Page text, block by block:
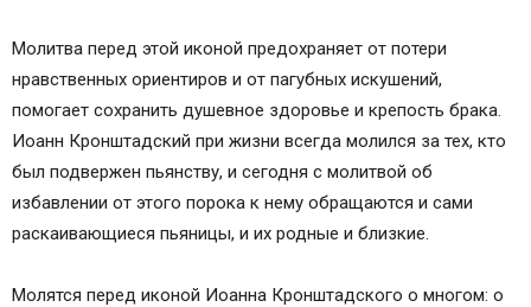
Молитва перед этой иконой предохраняет от потери
нравственных ориентиров и от пагубных искушений,
помогает сохранить душевное здоровье и крепость брака.
Иоанн Кронштадский при жизни всегда молился за тех, кто
был подвержен пьянству, и сегодня с молитвой об
избавлении от этого порока к нему обращаются и сами
раскаивающиеся пьяницы, и их родные и близкие.
Молятся перед иконой Иоанна Кронштадского о многом: о